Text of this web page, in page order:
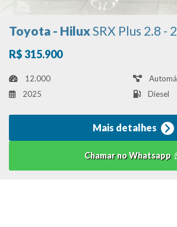
Toyota - Hilux SRX
R$ 315.900
12.000
2025
Diesel
Mais detalhes
Chamar no Whatsapp